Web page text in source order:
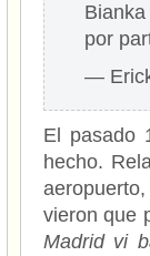
por
—
El pasado
hecho.
vieron que
Madrid vi